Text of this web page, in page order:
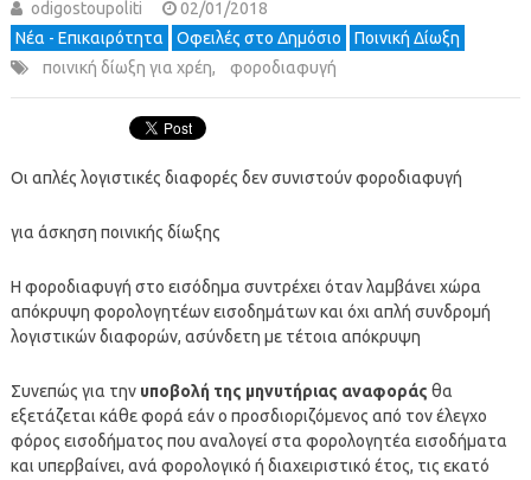
odigostoupoliti
02/01/2018
Νέα - Επικαιρότητα
Οφειλές στο Δημόσιο
Ποινική Δίωξη
ποινική δίωξη για χρέη, φοροδιαφυγή
Οι απλές λογιστικές διαφορές δεν συνιστούν φοροδιαφυγή
για άσκηση ποινικής δίωξης
Η φοροδιαφυγή στο εισόδημα συντρέχει όταν λαμβάνει χώρα
απόκρυψη φορολογητέων εισοδημάτων και όχι απλή συνδρομή
λογιστικών διαφορών, ασύνδετη με τέτοια απόκρυψη
Συνεπώς για την υποβολή της μηνυτήριας αναφοράς θα
εξετάζεται κάθε φορά εάν ο προσδιοριζόμενος από τον έλεγχο
φόρος εισοδήματος που αναλογεί στα φορολογητέα εισοδήματα
και υπερβαίνει, ανά φορολογικό ή διαχειριστικό έτος, τις εκατό